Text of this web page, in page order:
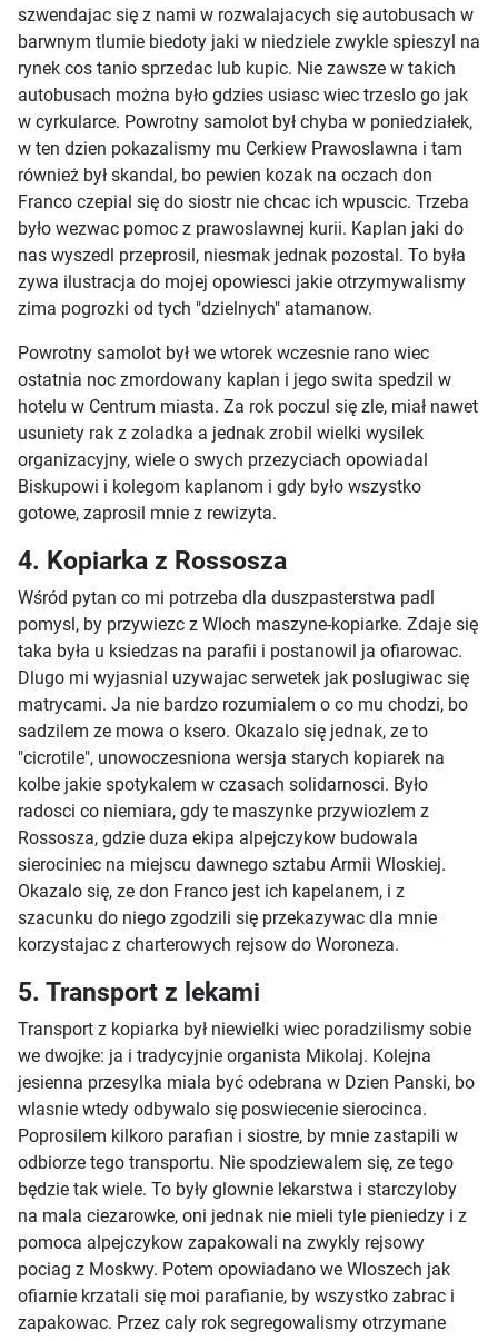
szwendajac się z nami w rozwalajacych się autobusach w
barwnym tlumie biedoty jaki w niedziele zwykle spieszyl na
rynek cos tanio sprzedac lub kupic. Nie zawsze w takich
autobusach można było gdzies usiasc wiec trzeslo go jak
w cyrkularce. Powrotny samolot był chyba w poniedziałek,
w ten dzien pokazalismy mu Cerkiew Prawoslawna i tam
również był skandal, bo pewien kozak na oczach don
Franco czepial się do siostr nie chcac ich wpuscic. Trzeba
było wezwac pomoc z prawoslawnej kurii. Kaplan jaki do
nas wyszedl przeprosil, niesmak jednak pozostal. To była
zywa ilustracja do mojej opowiesci jakie otrzymywalismy
zima pogrozki od tych "dzielnych" atamanow.
Powrotny samolot był we wtorek wczesnie rano wiec
ostatnia noc zmordowany kaplan i jego swita spedzil w
hotelu w Centrum miasta. Za rok poczul się zle, miał nawet
usuniety rak z zoladka a jednak zrobil wielki wysilek
organizacyjny, wiele o swych przezyciach opowiadal
Biskupowi i kolegom kaplanom i gdy było wszystko
gotowe, zaprosil mnie z rewizyta.
4. Kopiarka z Rossosza
Wśród pytan co mi potrzeba dla duszpasterstwa padl
pomysl, by przywiezc z Wloch maszyne-kopiarke. Zdaje się
taka była u ksiedzas na parafii i postanowil ja ofiarowac.
Dlugo mi wyjasnial uzywajac serwetek jak poslugiwac się
matrycami. Ja nie bardzo rozumialem o co mu chodzi, bo
sadzilem ze mowa o ksero. Okazalo się jednak, ze to
"cicrotile", unowoczesniona wersja starych kopiarek na
kolbe jakie spotykalem w czasach solidarnosci. Było
radosci co niemiara, gdy te maszynke przywiozlem z
Rossosza, gdzie duza ekipa alpejczykow budowala
sierociniec na miejscu dawnego sztabu Armii Wloskiej.
Okazalo się, ze don Franco jest ich kapelanem, i z
szacunku do niego zgodzili się przekazywac dla mnie
korzystajac z charterowych rejsow do Woroneza.
5. Transport z lekami
Transport z kopiarka był niewielki wiec poradzilismy sobie
we dwojke: ja i tradycyjnie organista Mikolaj. Kolejna
jesienna przesylka miala być odebrana w Dzien Panski, bo
wlasnie wtedy odbywalo się poswiecenie sierocinca.
Poprosilem kilkoro parafian i siostre, by mnie zastapili w
odbiorze tego transportu. Nie spodziewalem się, ze tego
będzie tak wiele. To były glownie lekarstwa i starczyloby
na mala ciezarowke, oni jednak nie mieli tyle pieniedzy i z
pomoca alpejczykow zapakowali na zwykly rejsowy
pociag z Moskwy. Potem opowiadano we Wloszech jak
ofiarnie krzatali się moi parafianie, by wszystko zabrac i
zapakowac. Przez caly rok segregowalismy otrzymane